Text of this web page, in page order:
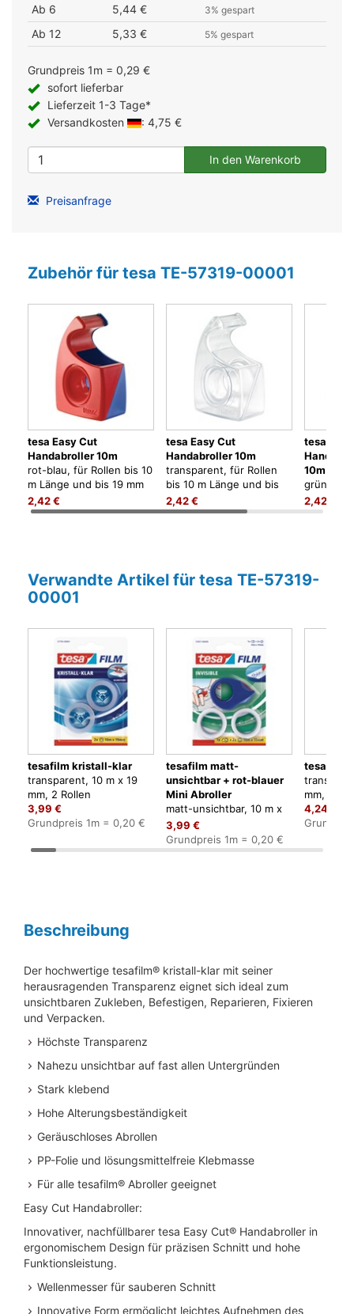
Ab 6
5,44 € 3% gespart
Ab 12 5,33 € 5% gespart
Grundpreis 1m = 0,29 €
sofort lieferbar
Lieferzeit 1-3 Tage*
Versandkosten
: 4,75 €
Preisanfrage
Zubehör für tesa TE-57319-00001
tesa Easy Cut
Handabroller 10m
rot-blau, für Rollen bis 10
m Länge und bis 19 mm
Breite
2,42 €
tesa Easy Cut
Handabroller 10m
transparent, für Rollen
bis 10 m Länge und bis
19 mm Breite
2,42 €
tesa
10m
grün, für
Länge
Breite
2,42 €
Verwandte Artikel für tesa TE-57319-
00001
tesafilm kristall-klar
transparent, 10 m x 19
mm, 2 Rollen
3,99 €
Grundpreis 1m = 0,20 €
tesafilm matt-
unsichtbar + rot-blauer
Mini Abroller
matt-unsichtbar, 10 m x
19 mm, 1 Rolle +
Miniabroller
3,99 €
Grundpreis 1m = 0,20 €
tesafilm
mm, 10
4,24 €
Beschreibung
Der hochwertige tesafilm® kristall-klar mit seiner
herausragenden Transparenz eignet sich ideal zum
unsichtbaren Zukleben, Befestigen, Reparieren, Fixieren
und Verpacken.
Höchste Transparenz
Nahezu unsichtbar auf fast allen Untergründen
Stark klebend
Hohe Alterungsbeständigkeit
Geräuschloses Abrollen
PP-Folie und lösungsmittelfreie Klebmasse
Für alle tesafilm® Abroller geeignet
Easy Cut Handabroller:
Innovativer, nachfüllbarer tesa Easy Cut® Handabroller in
ergonomischem Design für präzisen Schnitt und hohe
Funktionsleistung.
Wellenmesser für sauberen Schnitt
Innovative Form ermöglicht leichtes Aufnehmen des